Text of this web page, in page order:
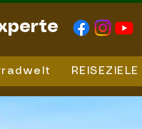
REISEZIELE